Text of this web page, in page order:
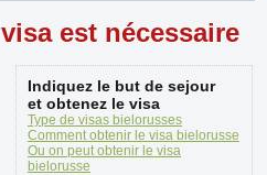
visa est nécessaire
Indiquez le but de sejour
et obtenez le visa
Type de visas bielorusses
Comment obtenir le visa bielorusse
Ou on peut obtenir le visa
bielorusse